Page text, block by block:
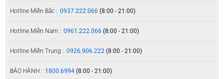
Hotline Miền Bắc : 0937.222.066 (8:00 - 21:00)
Hotline Miền Nam : 0961.222.066 (8:00 - 21:00)
Hotline Miền Trung : 0926.906.222 (8:00 - 21:00)
BẢO HÀNH : 1800.6994 (8:00 - 21:00)